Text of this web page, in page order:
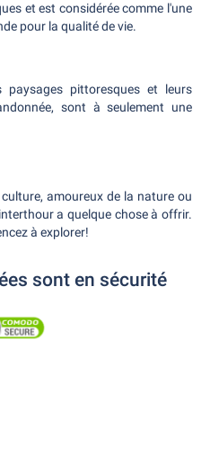
et est considérée comme l'une
pour la qualité de vie.
paysages pittoresques et leurs
sont à seulement une
amoureux de la nature ou
a quelque chose à offrir.
à explorer!
sont en sécurité